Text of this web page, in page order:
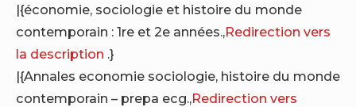
|{économie, sociologie et histoire du monde
contemporain : 1re et 2e années.,Redirection vers
la description .}
|{Annales economie sociologie, histoire du monde
contemporain – prepa ecg.,Redirection vers